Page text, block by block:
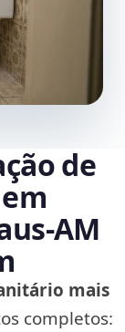
de
mais
completos: